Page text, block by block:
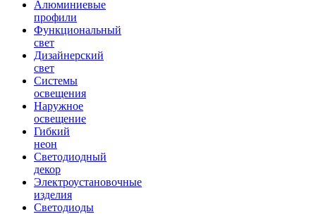
Алюминиевые
профили
Функциональный
свет
Дизайнерский
свет
Системы
освещения
Наружное
освещение
Гибкий
неон
Светодиодный
декор
Электроустановочные
изделия
Светодиоды